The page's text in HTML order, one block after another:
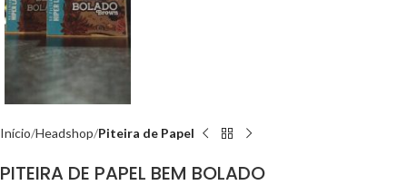
Início Headshop Piteira de Papel
PITEIRA DE PAPEL BEM BOLADO